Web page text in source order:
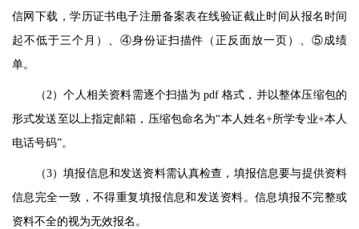
信网下载 ，学历证书电子注册备案表在线验证截止时间从报名时间
起不低于三个月 ）、 ④身份证扫描件（正反面放一页） 、⑤成绩
单。
（2）个人相关资料需逐个扫描为 pdf 格式，并以整体压缩包的
形式发送至以上指定邮箱，压缩包命名为“本人姓名+所学专业+本人
电话号码”。
（3）填报信息和发送资料需认真检查，填报信息要与提供资料
信息完全一致，不得重复填报信息和发送资料。信息填报不完整或
资料不全的视为无效报名。